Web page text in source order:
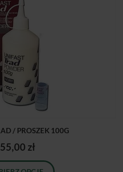
/ PROSZEK 100G
zł